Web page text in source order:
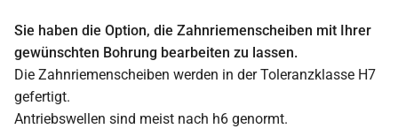
Sie haben die Option, die Zahnriemenscheiben mit Ihrer
gewünschten Bohrung bearbeiten zu lassen.
Die Zahnriemenscheiben werden in der Toleranzklasse H7
gefertigt.
Antriebswellen sind meist nach h6 genormt.